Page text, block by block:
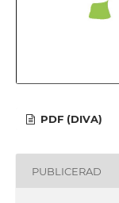
PDF (DIVA)
PUBLICERAD